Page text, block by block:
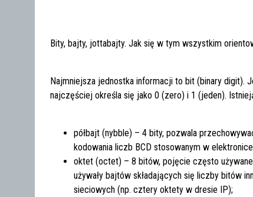
Bity, bajty, jottabajty. Jak się w tym wszystkim
Najmniejsza jednostka informacji to bit (binary digit).
najczęściej określa się jako 0 (zero) i 1 (jeden).
półbajt (nybble) – 4 bity, pozwala
kodowania liczb BCD stosowanym w
oktet (octet) – 8 bitów, pojęcie często
używały bajtów składających się liczby bitów
sieciowych (np. cztery oktety w dresie IP);